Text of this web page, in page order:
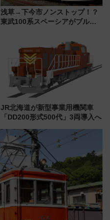
浅草→下今市ノンストップ！？
東武100系スペーシアがブルー
ー当時の停車駅」を再現 運転
時刻や特急券の買い方を紹介
JR北海道が新型事業用機関車
「DD200形式500代」3両導入へ